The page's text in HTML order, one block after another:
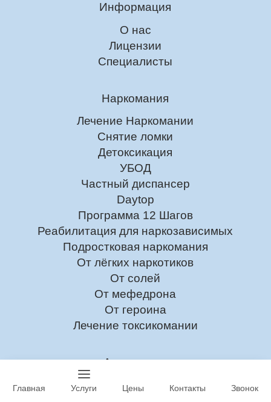
Информация
О нас
Лицензии
Специалисты
Наркомания
Лечение Наркомании
Снятие ломки
Детоксикация
УБОД
Частный диспансер
Daytop
Программа 12 Шагов
Реабилитация для наркозависимых
Подростковая наркомания
От лёгких наркотиков
От солей
От мефедрона
От героина
Лечение токсикомании
Алкоголизм
Лечение Алкоголизма
Главная Услуги Цены Контакты Звонок